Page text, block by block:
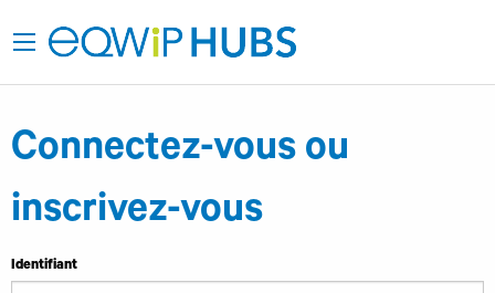
Connectez-vous ou
inscrivez-vous
Identifiant